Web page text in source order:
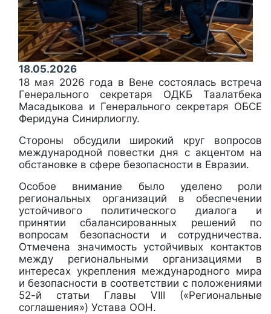
18.05.2026
18 мая 2026 года в Вене состоялась встреча
Генерального секретаря ОДКБ Таалатбека
Масадыкова и Генерального секретаря ОБСЕ
Феридуна Синирлиоглу.
Стороны обсудили широкий круг вопросов
международной повестки дня с акцентом на
обстановке в сфере безопасности в Евразии.
Особое внимание было уделено роли
региональных организаций в обеспечении
устойчивого политического диалога и
принятии сбалансированных решений по
вопросам безопасности и сотрудничества.
Отмечена значимость устойчивых контактов
между региональными организациями в
интересах укрепления международного мира
и безопасности в соответствии с положениями
52-й статьи Главы VIII («Региональные
соглашения») Устава ООН.